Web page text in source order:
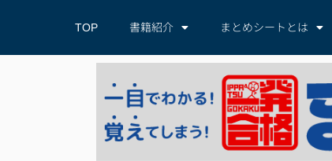
TOP 書籍紹介 まとめシートとは